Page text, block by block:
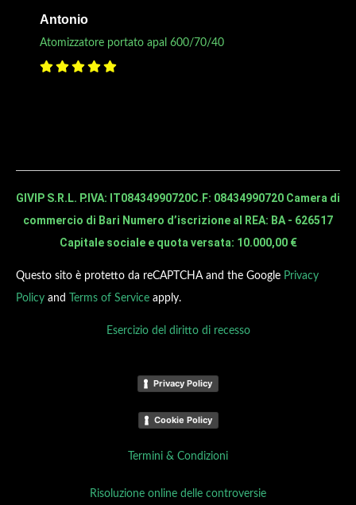
Antonio
Atomizzatore portato apal 600/70/40
GIVIP S.R.L. P.IVA: IT08434990720C.F: 08434990720 Camera di
commercio di Bari Numero d’iscrizione al REA: BA - 626517
Capitale sociale e quota versata: 10.000,00 €
Questo sito è protetto da reCAPTCHA and the Google Privacy
Policy and Terms of Service apply.
Esercizio del diritto di recesso
Privacy Policy
Cookie Policy
Termini & Condizioni
Risoluzione online delle controversie